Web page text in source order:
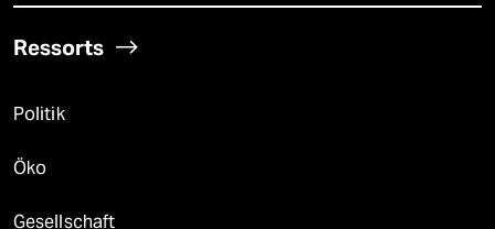
Ressorts
Politik
Öko
Gesellschaft